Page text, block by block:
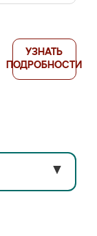
УЗНАТЬ
ПОДРОБНОСТИ
▼